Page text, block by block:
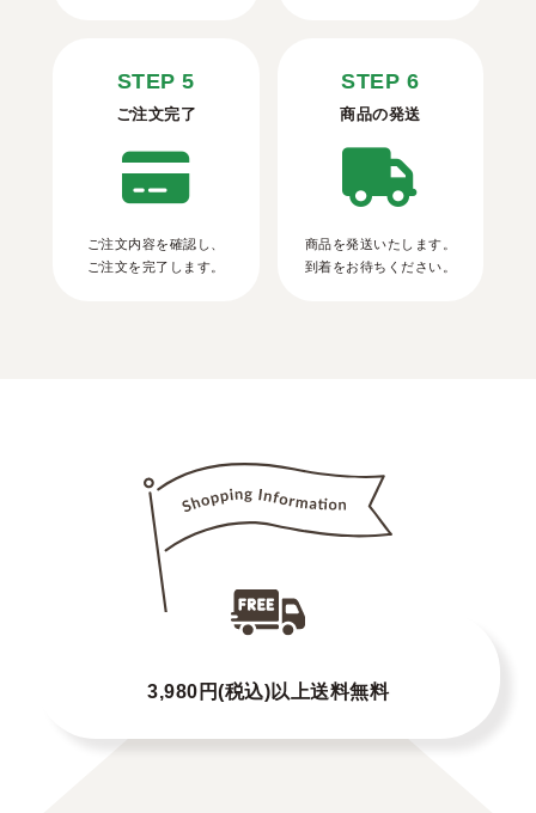
STEP 5
ご注文完了
ご注文内容を確認し、
ご注文を完了します。
STEP 6
商品の発送
商品を発送いたします。
到着をお待ちください。
3,980円(税込)以上送料無料